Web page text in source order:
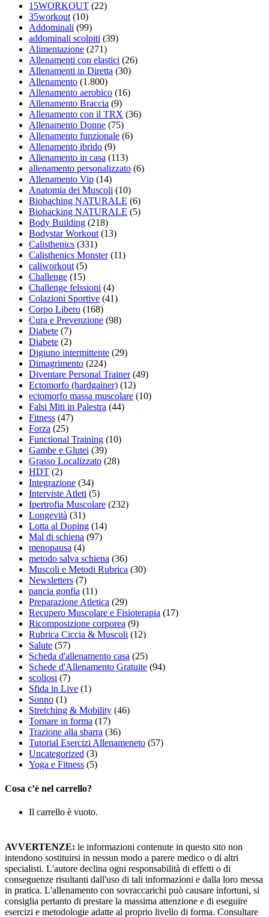
15WORKOUT (22)
35workout(10)
Addominali (99)
addominali scolpiti (39)
Alimentazione (271)
Allenamenti con elastici (26)
Allenamenti in Diretta (30)
Allenamento (1.800)
Allenamento aerobico (16)
Allenamento Braccia (9)
Allenamento con il TRX (36)
Allenamento Donne (75)
Allenamento funzionale (6)
Allenamento ibrido (9)
Allenamento in casa (113)
allenamento personalizzato (6)
Allenamento Vip (14)
Anatomia dei Muscoli (10)
Biohaching NATURALE (6)
Biohacking NATURALE (5)
Body Building (218)
Bodystar Workout(13)
Calisthenics (331)
Calisthenics Monster(11)
caliworkout(5)
Challenge (15)
Challenge felssioni (4)
Colazioni Sportive (41)
Corpo Libero (168)
Cura e Prevenzione (98)
Diabete (7)
Diabete (2)
Digiuno intermittente (29)
Dimagrimento (224)
Diventare Personal Trainer(49)
Ectomorfo (hardgainer) (12)
ectomorfo massa muscolare (10)
Falsi Miti in Palestra (44)
Fitness (47)
Forza (25)
Functional Training (10)
Gambe e Glutei (39)
Grasso Localizzato (28)
HDT (2)
Integrazione (34)
Interviste Atleti (5)
Ipertrofia Muscolare (232)
Longevità (31)
Lotta al Doping (14)
Mal di schiena (97)
menopausa (4)
metodo salva schiena (36)
Muscoli e Metodi Rubrica (30)
Newsletters (7)
pancia gonfia (11)
Preparazione Atletica (29)
Recupero Muscolare e Fisioterapia (17)
Ricomposizione corporea (9)
Rubrica Ciccia & Muscoli (12)
Salute (57)
Scheda d'allenamento casa (25)
Schede d'Allenamento Gratuite (94)
scoliosi (7)
Sfida in Live (1)
Sonno (1)
Stretching & Mobility (46)
Tornare in forma (17)
Trazione alla sbarra (36)
Tutorial Esercizi Allenameneto (57)
Uncategorized (3)
Yoga e Fitness (5)
Cosa c’è nel carrello?
Il carrello è vuoto.
AVVERTENZE: le informazioni contenute in questo sito non
intendono sostituirsi in nessun modo a parere medico o di altri
specialisti. L'autore declina ogni responsabilità di effetti o di
conseguenze risultanti dall'uso di tali informazioni e dalla loro messa
in pratica. L'allenamento con sovraccarichi può causare infortuni, si
consiglia pertanto di prestare la massima attenzione e di eseguire
esercizi e metodologie adatte al proprio livello di forma. Consultare